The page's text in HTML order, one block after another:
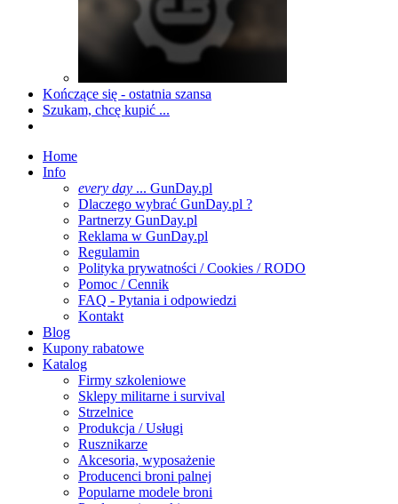
Kończące się - ostatnia szansa
Szukam, chcę kupić ...
Home
Info
every day ... GunDay.pl
Dlaczego wybrać GunDay.pl ?
Partnerzy GunDay.pl
Reklama w GunDay.pl
Regulamin
Polityka prywatności / Cookies / RODO
Pomoc / Cennik
FAQ - Pytania i odpowiedzi
Kontakt
Blog
Kupony rabatowe
Katalog
Firmy szkoleniowe
Sklepy militarne i survival
Strzelnice
Produkcja / Usługi
Rusznikarze
Akcesoria, wyposażenie
Producenci broni palnej
Popularne modele broni